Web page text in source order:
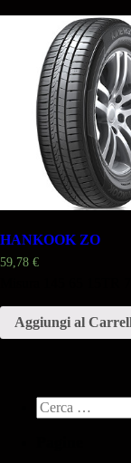
HANKOOK ZO
59,78 €
Aggiungi al